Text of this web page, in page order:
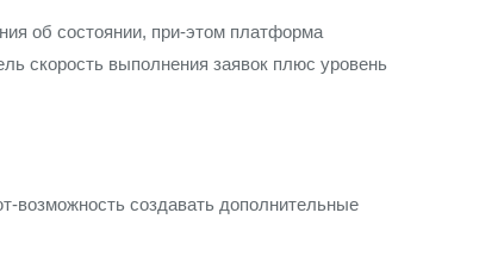
об состоянии, при-этом платформа
скорость выполнения заявок плюс уровень
возможность создавать дополнительные